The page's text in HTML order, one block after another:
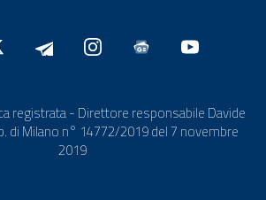
registrata - Direttore responsabile Davide
di Milano n° 14772/2019 del 7 novembre
2019